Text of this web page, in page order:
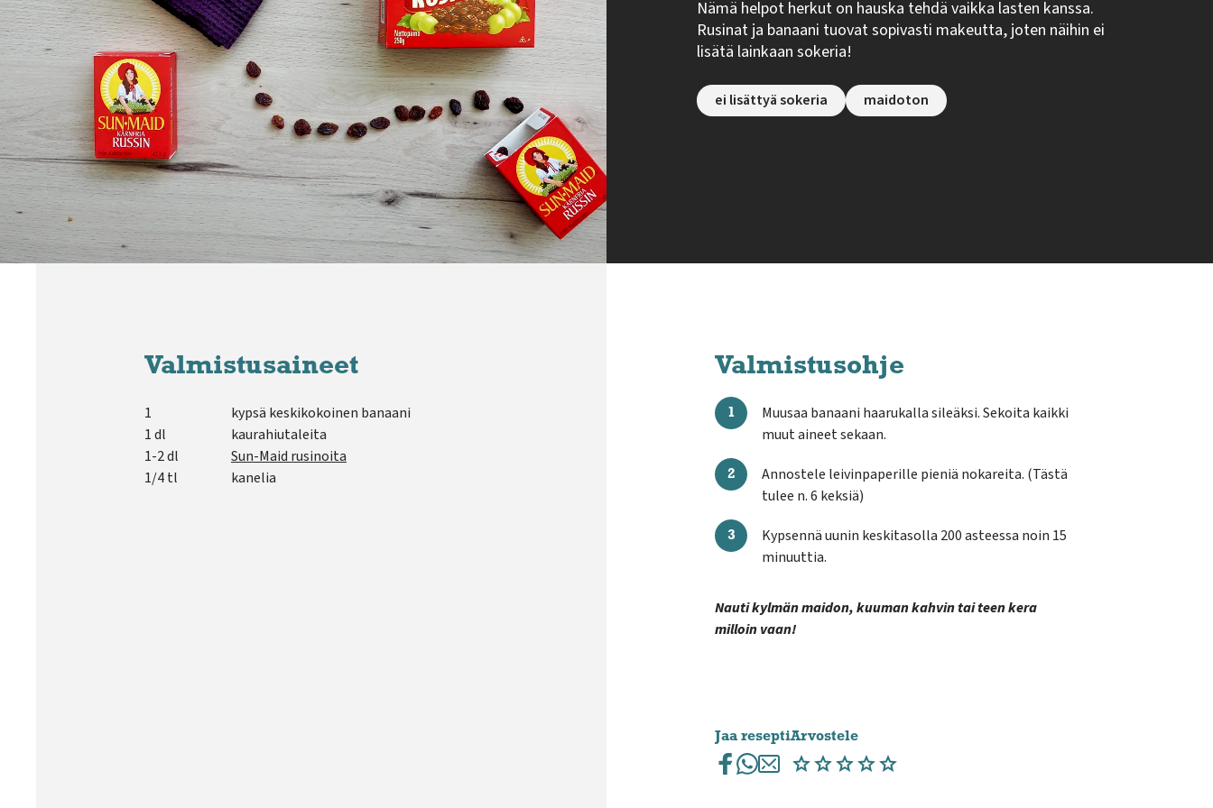
Nämä helpot herkut on hauska tehdä vaikka lasten kanssa.
Rusinat ja banaani tuovat sopivasti makeutta, joten näihin ei
lisätä lainkaan sokeria!
ei lisättyä sokeria maidoton
Valmistusaineet
1
kypsä keskikokoinen banaani
1 dl
kaurahiutaleita
1-2 dl
Sun-Maid rusinoita
1/4 tl
kanelia
Valmistusohje
Muusaa banaani haarukalla sileäksi. Sekoita kaikki
muut aineet sekaan.
Annostele leivinpaperille pieniä nokareita. (Tästä
tulee n. 6 keksiä)
Kypsennä uunin keskitasolla 200 asteessa noin 15
minuuttia.
Nauti kylmän maidon, kuuman kahvin tai teen kera
milloin vaan!
Jaa reseptiArvostele